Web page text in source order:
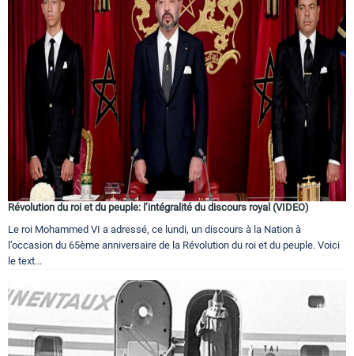
Révolution du roi et du peuple: l’intégralité du discours royal (VIDEO)
Le roi Mohammed VI a adressé, ce lundi, un discours à la Nation à
l’occasion du 65ème anniversaire de la Révolution du roi et du peuple. Voici
le text...